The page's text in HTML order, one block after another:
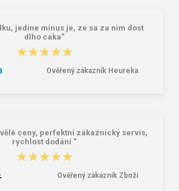
Peňaženka Aeronautica Militare Flag
jedine minus je, ze sa za nim dost
dlho caka“
★★★★★
★★★★★
Ověřený zákazník Heureka
ceny, perfektní zákaznický servis,
rychlost dodání “
★★★★★
★★★★★
Ověřený zákazník Zboží